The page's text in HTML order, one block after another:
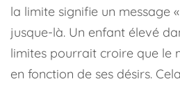
la limite signifie un message
jusque-là. Un enfant élevé
limites pourrait croire que le
en fonction de ses désirs.